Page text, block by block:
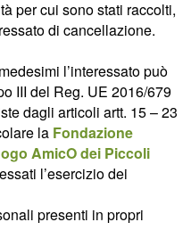
per cui sono stati raccolti,
di cancellazione.
l’interessato può
III del Reg. UE 2016/679
dagli articoli artt. 15 – 23
la Fondazione
AmicO dei Piccoli
l’esercizio dei
presenti in propri